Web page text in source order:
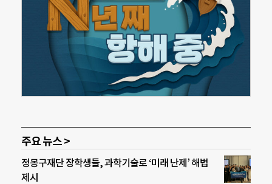
주요 뉴스 >
정몽구재단 장학생들, 과학기술로 ‘미래 난제’ 해법
제시